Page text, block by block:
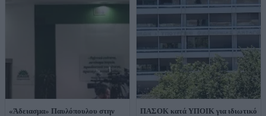
«Άδειασμα» Παυλόπουλου στην
ΠΑΣΟΚ κατά ΥΠΟΙΚ για ιδιωτικό